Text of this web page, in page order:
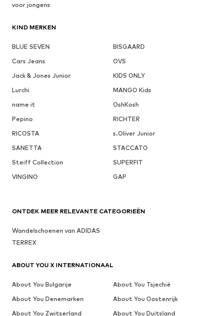
voor jongens
KIND MERKEN
BLUE SEVEN
BISGAARD
Cars Jeans
OVS
Jack & Jones Junior
KIDS ONLY
Lurchi
MANGO Kids
name it
OshKosh
Pepino
RICHTER
RICOSTA
s.Oliver Junior
SANETTA
STACCATO
Steiff Collection
SUPERFIT
VINGINO
GAP
ONTDEK MEER RELEVANTE CATEGORIEËN
Wandelschoenen van ADIDAS
TERREX
ABOUT YOU X INTERNATIONAAL
About You Bulgarije
About You Tsjechië
About You Denemarken
About You Oostenrijk
About You Zwitserland
About You Duitsland